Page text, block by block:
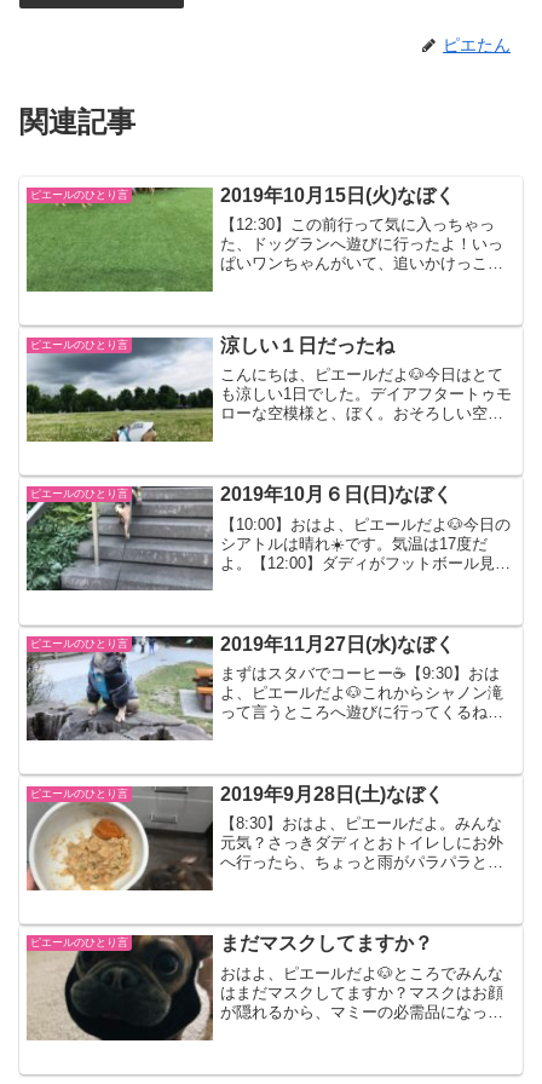
ピエたん
関連記事
ピエールのひとり言 2019年10月15日(火)なぼく
【12:30】この前行って気に入っちゃっ
た、ドッグランへ遊びに行ったよ！いっ
ぱいワンちゃんがいて、追いかけっこし
【17:30】夕方はデニーパークへ来たよ。
明日はぼくの手術の日...
ピエールのひとり言 涼しい１日だったね
こんにちは、ピエールだよ🐶今日はとて
も涼しい1日でした。デイアフタートゥモ
ローな空模様と、ぼく。おそろしい空模
夕方のお散歩は少し...
ピエールのひとり言 2019年10月６日(日)なぼく
【10:00】おはよ、ピエールだよ🐶今日の
シアトルは晴れ☀️です。気温は17度だ
よ。【12:00】ダディがフットボール見て
なの信じな...
ピエールのひとり言 2019年11月27日(水)なぼく
まずはスタバでコーヒー☕️【9:30】おは
よ、ピエールだよ🐶これからシャノン滝
って言うところへ遊びに行ってくるね。
よりみちしながら帰りました！Porteau
Co...
ピエールのひとり言 2019年9月28日(土)なぼく
【8:30】おはよ、ピエールだよ。みんな
元気？さっきダディとおトイレしにお外
へ行ったら、ちょっと雨がパラパラと降
ワーアップしたつもりが、寝ちゃったみ
たい。マミーの...
ピエールのひとり言 まだマスクしてますか？
おはよ、ピエールだよ🐶ところでみんな
はまだマスクしてますか？マスクはお顔
が隠れるから、マミーの必需品になって